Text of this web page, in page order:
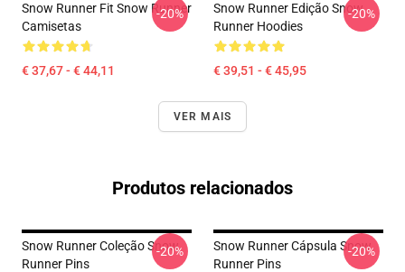
Snow Runner Fit Snow Runner
Camisetas
€ 37,67 - € 44,11
-20%
Snow Runner Edição Snow
Runner Hoodies
€ 39,51 - € 45,95
-20%
VER MAIS
Produtos relacionados
Snow Runner Coleção Snow
Runner Pins
-20%
Snow Runner Cápsula Snow
Runner Pins
-20%